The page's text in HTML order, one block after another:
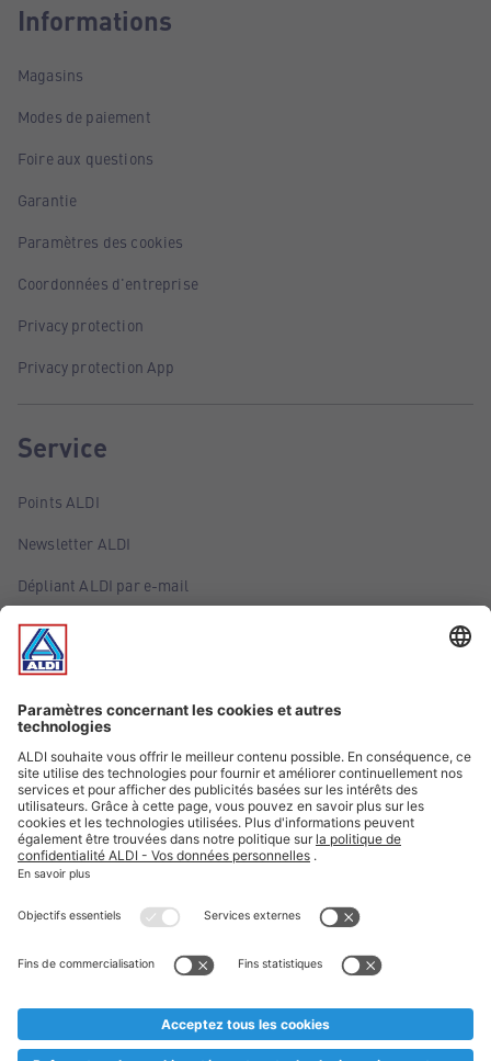
Informations
Magasins
Modes de paiement
Foire aux questions
Garantie
Paramètres des cookies
Coordonnées d'entreprise
Privacy protection
Privacy protection App
Service
Points ALDI
Newsletter ALDI
Dépliant ALDI par e-mail
Offres
Infos essentielles
Suivez ALDI Belgique
Textes marqués d'un astérisque et mentions légales
* Nous vendons ces articles temporairement et jusqu'à
au cas où, malgré le planning bien étudié, nous serions
prématurément en rupture de stock. Prix Recupel et TVA incl.
** Sur ce site, l’utilisation de la forme masculine a été adoptée